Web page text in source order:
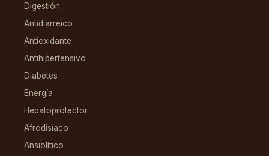
Digestión
Antidiarreico
Antioxidante
Antihipertensivo
Diabetes
Energía
Hepatoprotector
Afrodisíaco
Ansiolítico